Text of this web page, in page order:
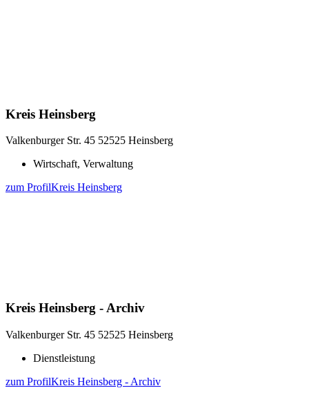
Kreis Heinsberg
Valkenburger Str. 45 52525 Heinsberg
Wirtschaft, Verwaltung
zum ProfilKreis Heinsberg
Kreis Heinsberg - Archiv
Valkenburger Str. 45 52525 Heinsberg
Dienstleistung
zum ProfilKreis Heinsberg - Archiv